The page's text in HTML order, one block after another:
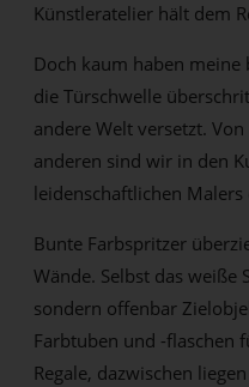
Künstleratelier hält dem
Doch kaum haben
die Türschwelle
andere Welt versetzt.
anderen sind wir in den
leidenschaftlichen Malers
Bunte Farbspritzer
Wände. Selbst das weiße
sondern offenbar
Farbtuben und -flaschen
Regale, dazwischen